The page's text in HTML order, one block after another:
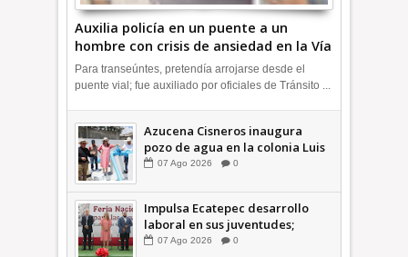
Auxilia policía en un puente a un
hombre con crisis de ansiedad en la Vía
Morelos | INFORMATIVA
Para transeúntes, pretendía arrojarse desde el
puente vial; fue auxiliado por oficiales de Tránsito ...
Azucena Cisneros inaugura
pozo de agua en la colonia Luis
Donaldo Colosio +Video |
07 Ago 2026 0
Impulsa Ecatepec desarrollo
laboral en sus juventudes;
inauguran Feria de Empleo y
07 Ago 2026 0